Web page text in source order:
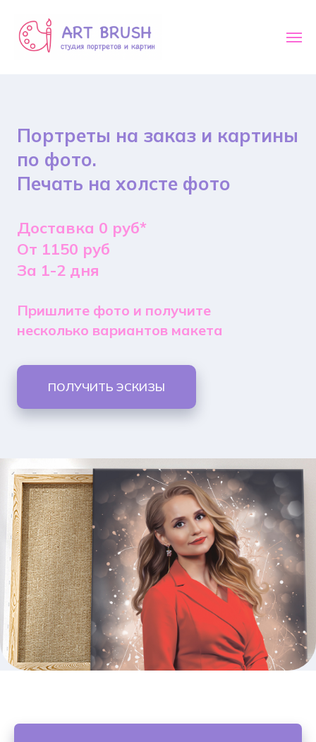
Портреты на заказ и картины
по фото.
Печать на холсте фото
Доставка 0 руб*
От 1150 руб
За 1-2 дня
Пришлите фото и получите
несколько вариантов макета
ПОЛУЧИТЬ ЭСКИЗЫ